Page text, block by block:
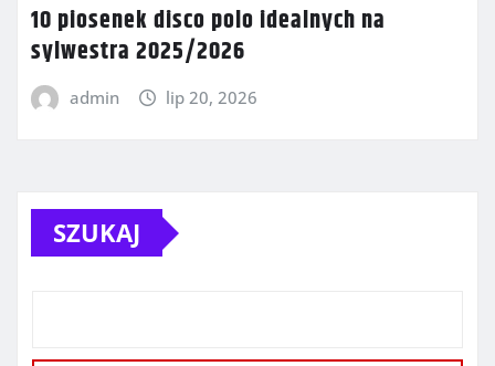
10 piosenek disco polo idealnych na
sylwestra 2025/2026
admin lip 20, 2026
SZUKAJ